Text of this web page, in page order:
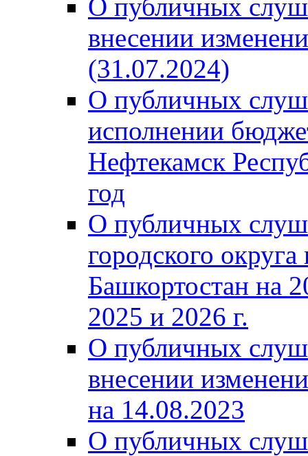
О публичных
внесении
(31.07.2024)
О публичных
исполнении
Нефтекамск
год
О публичных
городского
Башкортостан на
2025 и 2026 г.
О публичных
внесении
на 14.08.2023
О публичных